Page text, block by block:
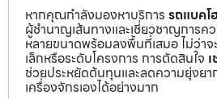
หากคุณกำลังมองหาบริการ รถแบคโ
ผู้ชำนาญเส้นทางและเชี่ยวชาญการค
หลายขนาดพร้อมลงพื้นที่เสมอ ไม่ว่าจ
เล็กหรือระดับโครงการ การตัดสินใจ
ช่วยประหยัดต้นทุนและลดความยุ่งยา
เครื่องจักรเองได้อย่างมาก